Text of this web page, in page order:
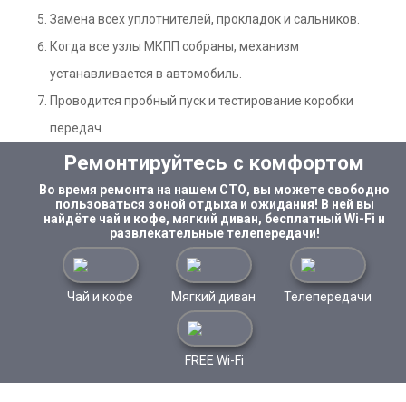
Замена всех уплотнителей, прокладок и сальников.
Когда все узлы МКПП собраны, механизм
устанавливается в автомобиль.
Проводится пробный пуск и тестирование коробки
передач.
Ремонтируйтесь с комфортом
Во время ремонта на нашем СТО, вы можете свободно
пользоваться зоной отдыха и ожидания! В ней вы
найдёте чай и кофе, мягкий диван, бесплатный Wi-Fi и
развлекательные телепередачи!
Чай и кофе Мягкий диван Телепередачи
FREE Wi-Fi